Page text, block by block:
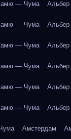
— Чума
— Чума
— Чума
— Чума
— Чума
— Чума
Амстердам